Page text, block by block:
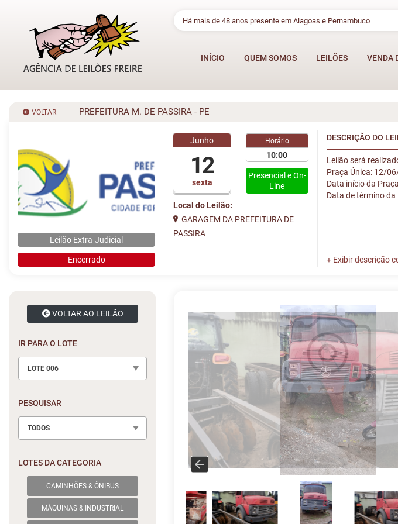
Há mais de 48 anos presente em Alagoas e Pernambuco
INÍCIO QUEM SOMOS LEILÕES VENDA
VOLTAR PREFEITURA M. DE PASSIRA - PE
Leilão Extra-Judicial
Encerrado
sexta
Junho
12
Horário
10:00
Presencial e On-
Line
Local do Leilão:
GARAGEM DA PREFEITURA DE
PASSIRA
DESCRIÇÃO DO
Leilão será
Praça Única: 12/
Data início da
Data de término
VOLTAR AO LEILÃO
IR PARA O LOTE
LOTE 006
PESQUISAR
TODOS
LOTES DA CATEGORIA
CAMINHÕES & ÔNIBUS
MÁQUINAS & INDUSTRIAL